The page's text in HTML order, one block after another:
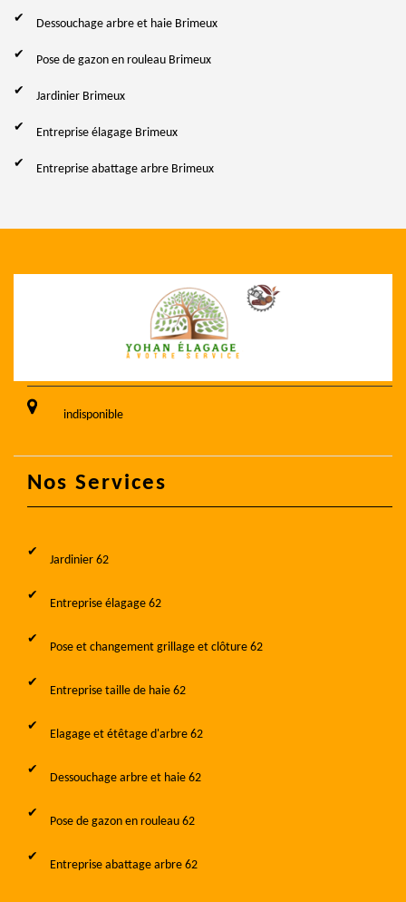
Dessouchage arbre et haie Brimeux
Pose de gazon en rouleau Brimeux
Jardinier Brimeux
Entreprise élagage Brimeux
Entreprise abattage arbre Brimeux
indisponible
Nos Services
Jardinier 62
Entreprise élagage 62
Pose et changement grillage et clôture 62
Entreprise taille de haie 62
Elagage et étêtage d'arbre 62
Dessouchage arbre et haie 62
Pose de gazon en rouleau 62
Entreprise abattage arbre 62